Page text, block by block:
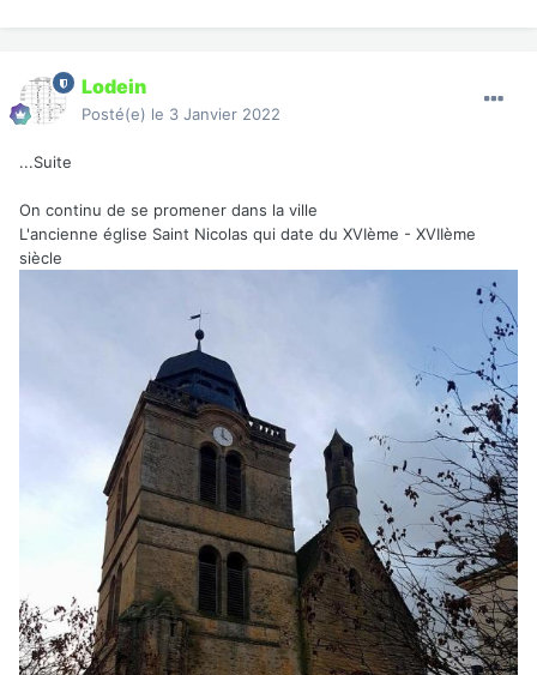
Lodein
Posté(e) le 3 Janvier 2022
...Suite
On continu de se promener dans la ville
L'ancienne église Saint Nicolas qui date du XVIème - XVIIème
siècle